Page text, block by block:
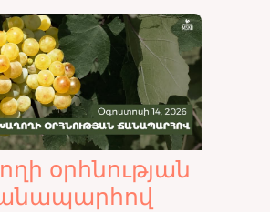
օրհնության